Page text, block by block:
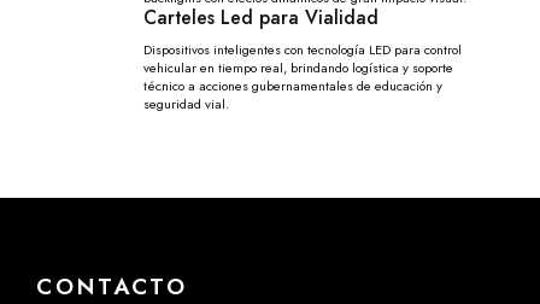
Carteles Led para Vialidad
Dispositivos inteligentes con tecnología LED para control
vehicular en tiempo real, brindando logística y soporte
técnico a acciones gubernamentales de educación y
seguridad vial.
CONTACTO